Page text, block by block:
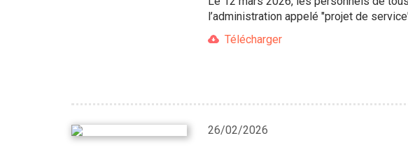
l’administration appelé "projet de
Télécharger
26/02/2026